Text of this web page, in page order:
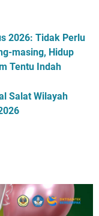
2026: Tidak Perlu
masing, Hidup
Tentu Indah
Salat Wilayah